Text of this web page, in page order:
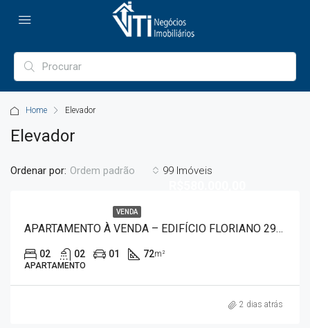
Home Elevador
Elevador
99 Imóveis
Ordenar por: Ordem padrão
VENDA
APARTAMENTO À VENDA – EDIFÍCIO FLORIANO 2975
02 02 01 72m²
APARTAMENTO
2 dias atrás